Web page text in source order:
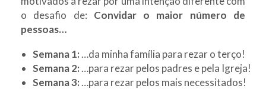
o desafio de: Convidar o maior número de
pessoas…
Semana 1: …da minha família para rezar o terço!
Semana 2: …para rezar pelos padres e pela Igreja!
Semana 3: …para rezar pelos mais necessitados!